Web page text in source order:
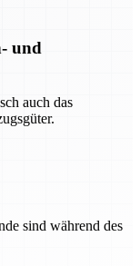
und
auch das
sind während des